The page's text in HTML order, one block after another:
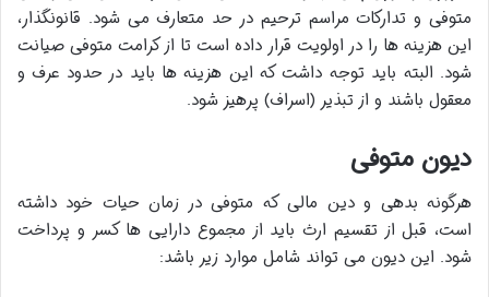
متوفی و تدارکات مراسم ترحیم در حد متعارف می شود. قانونگذار،
این هزینه ها را در اولویت قرار داده است تا از کرامت متوفی صیانت
شود. البته باید توجه داشت که این هزینه ها باید در حدود عرف و
معقول باشند و از تبذیر (اسراف) پرهیز شود.
دیون متوفی
هرگونه بدهی و دین مالی که متوفی در زمان حیات خود داشته
است، قبل از تقسیم ارث باید از مجموع دارایی ها کسر و پرداخت
شود. این دیون می تواند شامل موارد زیر باشد: